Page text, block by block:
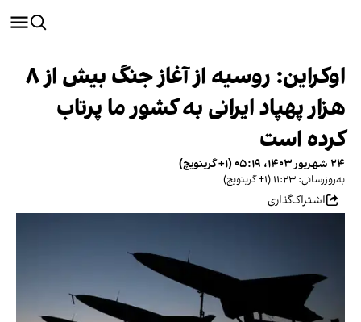
اوکراین: روسیه از آغاز جنگ بیش از ۸
هزار پهپاد ایرانی به کشور ما پرتاب
کرده است
۲۴ شهریور ۱۴۰۳، ۰۵:۱۹ (‎+۱ گرینویچ)
به‌روزرسانی: ۱۱:۲۳ (‎+۱ گرینویچ)
اشتراک‌گذاری